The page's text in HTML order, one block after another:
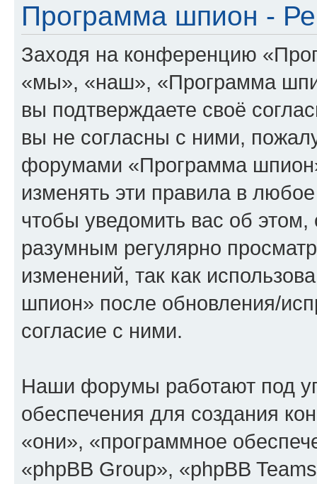
Программа шпион -
Заходя на конференцию
«мы», «наш», «Программа
вы подтверждаете своё
вы не согласны с ними,
форумами «Программа
изменять эти правила в
чтобы уведомить вас об
разумным регулярно
изменений, так как
шпион» после обновления/
согласие с ними.
Наши форумы работают под
обеспечения для создания
«они», «программное
«phpBB Group», «phpBB